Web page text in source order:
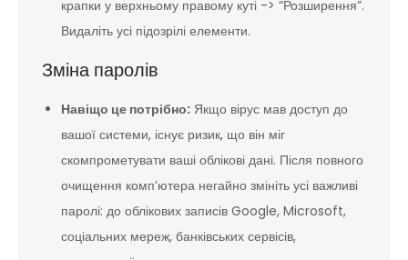
крапки у верхньому правому куті -> “Розширення”.
Видаліть усі підозрілі елементи.
Зміна паролів
Навіщо це потрібно: Якщо вірус мав доступ до
вашої системи, існує ризик, що він міг
скомпрометувати ваші облікові дані. Після повного
очищення комп’ютера негайно змініть усі важливі
паролі: до облікових записів Google, Microsoft,
соціальних мереж, банківських сервісів,